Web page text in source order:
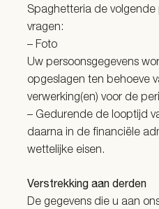
Spaghetteria de volgende
vragen:
– Foto
Uw persoonsgegevens
opgeslagen ten behoeve
verwerking(en) voor de
– Gedurende de looptijd
daarna in de financiële
wettelijke eisen.
Verstrekking aan derden
De gegevens die u aan